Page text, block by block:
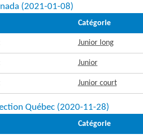
(2021-01-08)
Catégorie
Junior long
Junior
Junior court
Québec (2020-11-28)
Catégorie